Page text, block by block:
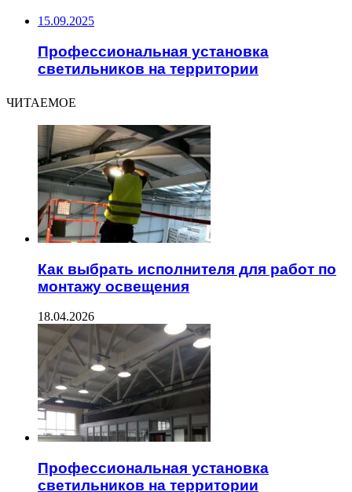
15.09.2025
Профессиональная установка
светильников на территории
ЧИТАЕМОЕ
Как выбрать исполнителя для работ по
монтажу освещения
18.04.2026
Профессиональная установка
светильников на территории